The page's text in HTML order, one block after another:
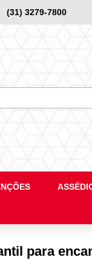
(31) 3279-7800
para